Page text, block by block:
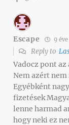
Escape 9 éve
Reply to
Vadocz pont az
Nem azért
Egyébként
fizetések
lenne harmad
hogy neki ez